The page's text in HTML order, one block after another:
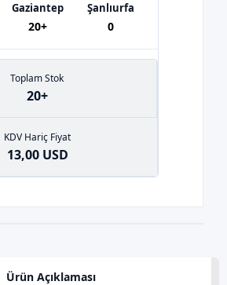
Gaziantep
20+
Şanlıurfa
0
Toplam Stok
20+
KDV Hariç Fiyat
13,00 USD
Ürün Açıklaması